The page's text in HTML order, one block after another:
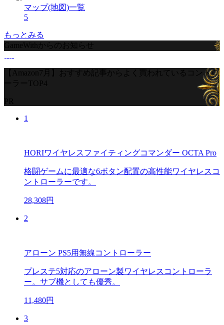
マップ(地図)一覧
5
もっとみる
GameWithからのお知らせ
【Amazon7月】おすすめ記事からよく買われているコントロ
ーラーTOP4
PR
1
HORIワイヤレスファイティングコマンダー OCTA Pro
格闘ゲームに最適な6ボタン配置の高性能ワイヤレスコ
ントローラーです。
28,308円
2
アローン PS5用無線コントローラー
プレステ5対応のアローン製ワイヤレスコントローラ
ー。サブ機としても優秀。
11,480円
3